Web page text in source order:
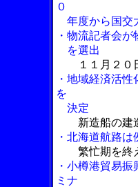
０
年度から国交
・物流記者会
を選出
１１月２０
・地域経済活
を
決定
新造船の建
・北海道航路
繁忙期を終
・小樽港貿易
ミナ